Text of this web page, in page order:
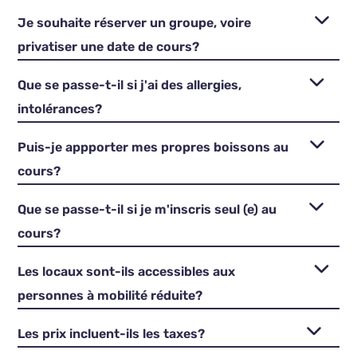
Je souhaite réserver un groupe, voire
privatiser une date de cours?
Que se passe-t-il si j'ai des allergies,
intolérances?
Puis-je appporter mes propres boissons au
cours?
Que se passe-t-il si je m'inscris seul (e) au
cours?
Les locaux sont-ils accessibles aux
personnes à mobilité réduite?
Les prix incluent-ils les taxes?